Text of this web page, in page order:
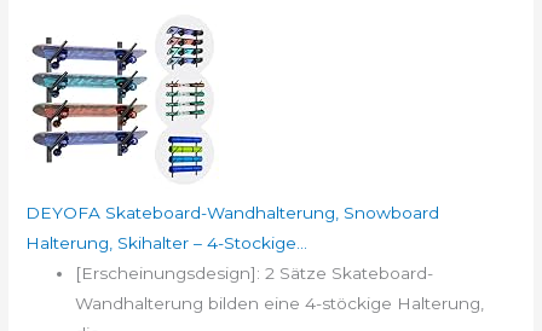
DEYOFA Skateboard-Wandhalterung, Snowboard
Halterung, Skihalter – 4-Stockige...
[Erscheinungsdesign]: 2 Sätze Skateboard-
Wandhalterung bilden eine 4-stöckige Halterung,